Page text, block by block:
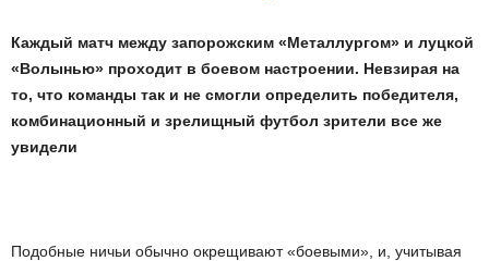
Каждый матч между запорожским «Металлургом» и луцкой
«Волынью» проходит в боевом настроении. Невзирая на
то, что команды так и не смогли определить победителя,
комбинационный и зрелищный футбол зрители все же
увидели
Подобные ничьи обычно окрещивают «боевыми», и, учитывая